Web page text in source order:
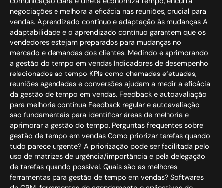
negociações e melhora a eficácia nas reuniões, crucial para
vendas. Aprendizado contínuo e adaptação às mudanças A
adaptabilidade e o aprendizado contínuo garantem que os
vendedores estejam preparados para mudanças no
mercado e demandas dos clientes. Medindo e aprimorando
a gestão do tempo em vendas Indicadores de desempenho
relacionados ao tempo KPIs como chamadas efetuadas,
reuniões agendadas e conversões ajudam a medir a eficácia
da gestão de tempo em vendas. Feedback e autoavaliação
para melhoria contínua Feedback regular e autoavaliação
são fundamentais para identificar áreas de melhoria e
aprimorar a gestão do tempo. Perguntas frequentes sobre
gestão de tempo em vendas Como priorizar tarefas quando
tudo parece urgente? A priorização pode ser facilitada pelo
uso de matrizes de urgência/importância e pela delegação
de tarefas quando possível. Quais são as melhores
ferramentas para gestão de tempo em vendas? Softwares